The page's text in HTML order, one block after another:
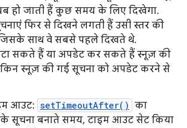
हो जाती हैं कुछ समय के लिए दिखेगा.
फिर से दिखने लगती हैं उसी स्तर की
साथ वे सबसे पहले दिखते थे.
सकते हैं या अपडेट कर सकते हैं स्नूज़ की
स्नूज़ की गई सूचना को अपडेट करने से
आउट: setTimeoutAfter() का
सूचना बनाते समय, टाइम आउट सेट किया